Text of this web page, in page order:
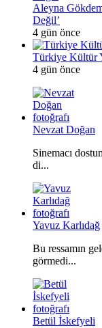
Aleyna
Değil’
4 gün önce
Türkiye Kültür
4 gün önce
Nevzat Doğan
Sinemacı
di...
Yavuz Karlıdağ
Bu ressamın
görmedi...
Betül İskefyeli